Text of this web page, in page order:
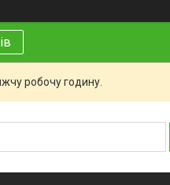
робочу годину.